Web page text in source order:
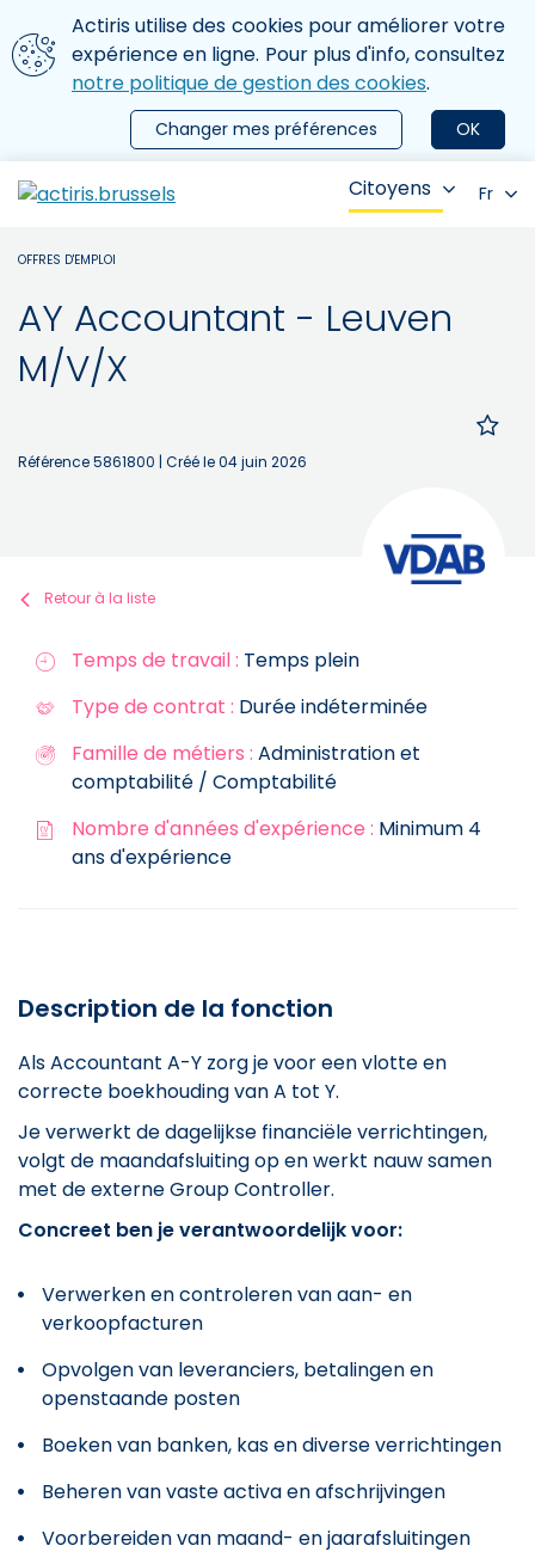
Aller au contenu principal
Nous utilisons des cookies
Actiris utilise des cookies pour améliorer votre
expérience en ligne. Pour plus d'info, consultez
notre politique de gestion des cookies.
OK
Changer mes préférences
le menu
Citoyens Fr
OFFRES D'EMPLOI
AY Accountant - Leuven
M/V/X
Référence 5861800 | Créé le 04 juin 2026
Retour à la liste
Temps de travail : Temps plein
Type de contrat : Durée indéterminée
Famille de métiers : Administration et
comptabilité / Comptabilité
Nombre d'années d'expérience : Minimum 4
ans d'expérience
Description de la fonction
Als Accountant A-Y zorg je voor een vlotte en
correcte boekhouding van A tot Y.
Je verwerkt de dagelijkse financiële verrichtingen,
volgt de maandafsluiting op en werkt nauw samen
met de externe Group Controller.
Concreet ben je verantwoordelijk voor:
Verwerken en controleren van aan- en
verkoopfacturen
Opvolgen van leveranciers, betalingen en
openstaande posten
Boeken van banken, kas en diverse verrichtingen
Beheren van vaste activa en afschrijvingen
Voorbereiden van maand- en jaarafsluitingen